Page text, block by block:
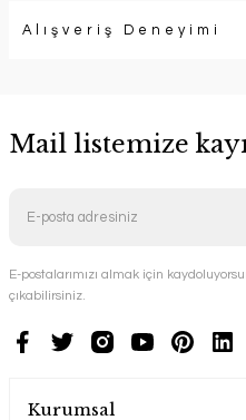
Alışveriş Deneyimi
Mail listemize
E-postalarımızı almak için
çıkabilirsiniz.
Kurumsal